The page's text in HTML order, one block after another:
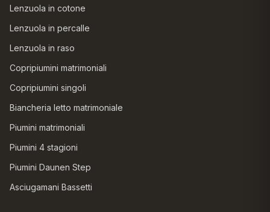
Lenzuola in cotone
Lenzuola in percalle
Lenzuola in raso
Copripiumini matrimoniali
Copripiumini singoli
Biancheria letto matrimoniale
Piumini matrimoniali
Piumini 4 stagioni
Piumini Daunen Step
Asciugamani Bassetti